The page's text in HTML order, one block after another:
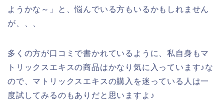
ようかな～」と、悩んでいる方もいるかもしれません
が、、、
多くの方が口コミで書かれているように、私自身もマ
トリックスエキスの商品はかなり気に入っています♪な
ので、マトリックスエキスの購入を迷っている人は一
度試してみるのもありだと思いますよ♪